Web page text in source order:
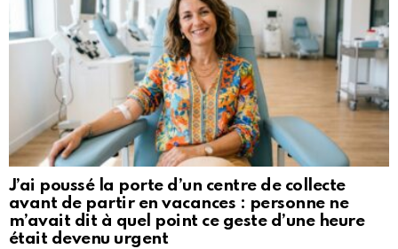
J’ai poussé la porte d’un centre de collecte
avant de partir en vacances : personne ne
m’avait dit à quel point ce geste d’une heure
était devenu urgent